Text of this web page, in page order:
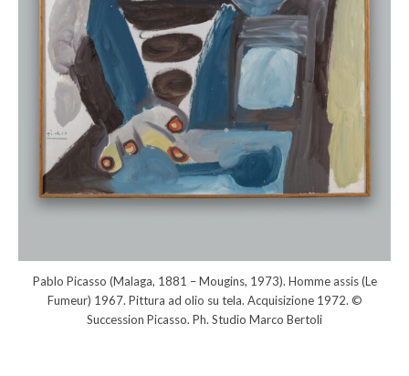
Pablo Picasso (Malaga, 1881 – Mougins, 1973). Homme assis (Le
Fumeur) 1967. Pittura ad olio su tela. Acquisizione 1972. ©
Succession Picasso. Ph. Studio Marco Bertoli